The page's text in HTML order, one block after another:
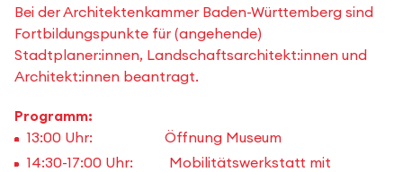
Bei der Architektenkammer Baden-Württemberg sind
Fortbildungspunkte für (angehende)
Stadtplaner:innen, Landschaftsarchitekt:innen und
Architekt:innen beantragt.
Programm:
13:00 Uhr: Öffnung Museum
14:30-17:00 Uhr: Mobilitätswerkstatt mit